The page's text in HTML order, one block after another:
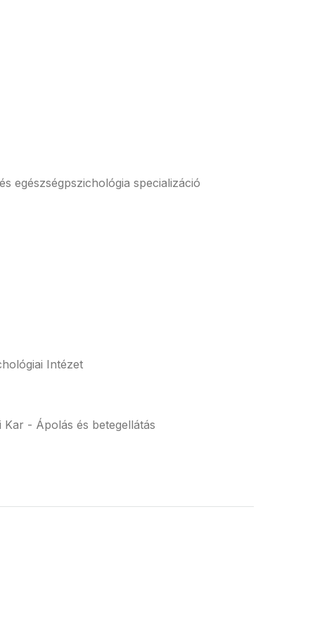
egészségpszichológia specializáció
Intézet
Kar - Ápolás és betegellátás